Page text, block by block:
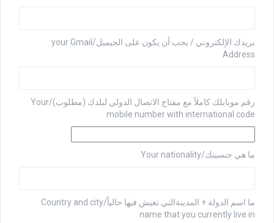
بريدك الإلكتروني / يجب أن يكون على الجيميل/your Gmail
Address
رقم موبايلك كاملاً مع مفتاح الاتصال الدولي لبلدك (مطلوب)/Your
mobile number with international code
ما هي جنسيتك/Your nationality
ما اسم الدولة + المدينةالتي تعيش فيها حالياً/Country and city
name that you currently live in